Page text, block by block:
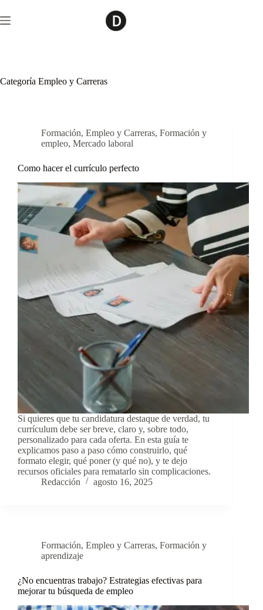
al
contenido
Categoría Empleo y Carreras
Formación, Empleo y Carreras, Formación y
empleo, Mercado laboral
Como hacer el currículo perfecto
Si quieres que tu candidatura destaque de verdad, tu
currículum debe ser breve, claro y, sobre todo,
personalizado para cada oferta. En esta guía te
explicamos paso a paso cómo construirlo, qué
formato elegir, qué poner (y qué no), y te dejo
recursos oficiales para rematarlo sin complicaciones.
Redacción
agosto 16, 2025
Formación, Empleo y Carreras, Formación y
aprendizaje
¿No encuentras trabajo? Estrategias efectivas para
mejorar tu búsqueda de empleo